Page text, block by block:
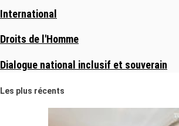
International
Droits de l'Homme
Dialogue national inclusif et souverain
Les plus récents